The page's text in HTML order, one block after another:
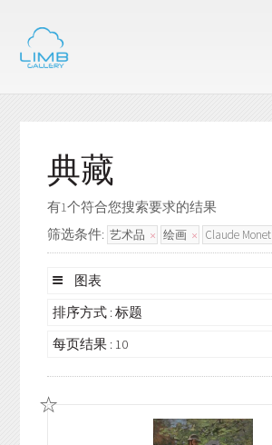
典藏
有1个符合您搜索要求的结果
筛选条件: 艺术品 绘画 Claude Monet
图表
排序方式 : 标题
每页结果 : 10